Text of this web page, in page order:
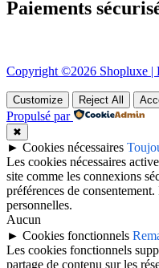
Paiements
Copyright ©2026 Shopluxe |
Customize Reject All
Propulsé par
✖
► Cookies nécessaires
Les cookies nécessaires
site comme les connexions
préférences de
personnelles.
Aucun
► Cookies fonctionnels
Les cookies fonctionnels
partage de contenu sur les